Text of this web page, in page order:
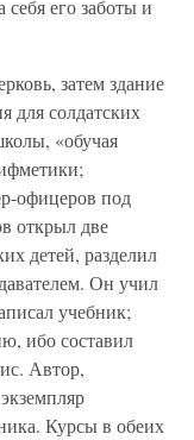
его заботы и
затем здание
для солдатских
«обучая
офицеров под
открыл две
детей, разделил
Он учил
учебник;
ибо составил
Автор,
Курсы в обеих